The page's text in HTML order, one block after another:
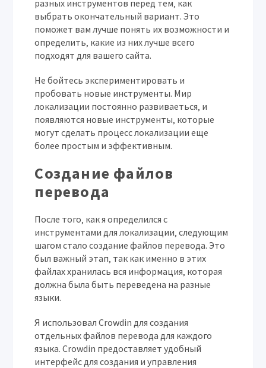
разных инструментов перед тем‚ как
выбрать окончательный вариант. Это
поможет вам лучше понять их возможности и
определить‚ какие из них лучше всего
подходят для вашего сайта.
Не бойтесь экспериментировать и
пробовать новые инструменты. Мир
локализации постоянно развиваеться‚ и
появляются новые инструменты‚ которые
могут сделать процесс локализации еще
более простым и эффективным.
Создание файлов
перевода
После того‚ как я определился с
инструментами для локализации‚ следующим
шагом стало создание файлов перевода. Это
был важный этап‚ так как именно в этих
файлах хранилась вся информация‚ которая
должна была быть переведена на разные
языки.
Я использовал Crowdin для создания
отдельных файлов перевода для каждого
языка. Crowdin предоставляет удобный
интерфейс для создания и управления